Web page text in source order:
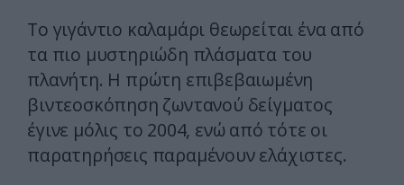
Το γιγάντιο καλαμάρι θεωρείται ένα από
τα πιο μυστηριώδη πλάσματα του
πλανήτη. Η πρώτη επιβεβαιωμένη
βιντεοσκόπηση ζωντανού δείγματος
έγινε μόλις το 2004, ενώ από τότε οι
παρατηρήσεις παραμένουν ελάχιστες.